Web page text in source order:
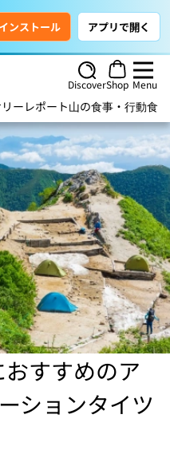
インストール アプリで開く
DiscoverShop Menu
ー レポート山の食事・行動食
おすすめのア
ションタイツ